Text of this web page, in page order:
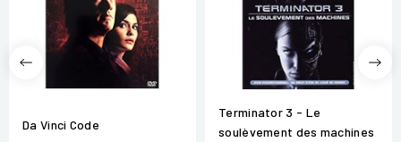
Da Vinci Code
Terminator 3 - Le
soulèvement des machines